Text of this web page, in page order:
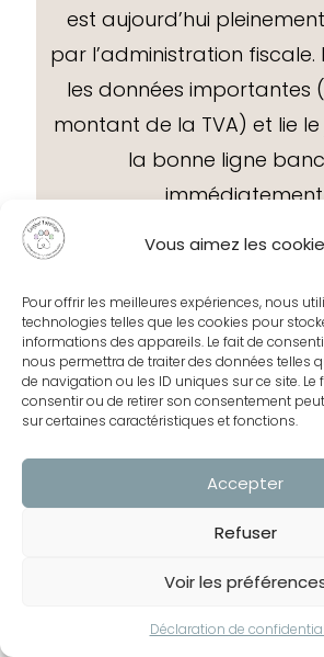
Vous aimez les
Pour offrir les meilleures expériences, nous
technologies telles que les cookies pour
informations des appareils. Le fait de
nous permettra de traiter des données telles
de navigation ou les ID uniques sur ce site. Le
consentir ou de retirer son consentement
sur certaines caractéristiques et fonctions.
Accepter
Refuser
Voir les
Déclaration de
est aujourd’hui
par l’administration fiscale.
les données importantes
montant de la TVA) et lie
la bonne ligne
hebdomadaire de 10
N’avez pas le réflexe
l’année ou l’approche
fiscale pour vous
chiffres. Fixez-vous un
récurrent chaque vendredi
ou chaque lundi matin
Connectez-vous sur votre
validez les quelques